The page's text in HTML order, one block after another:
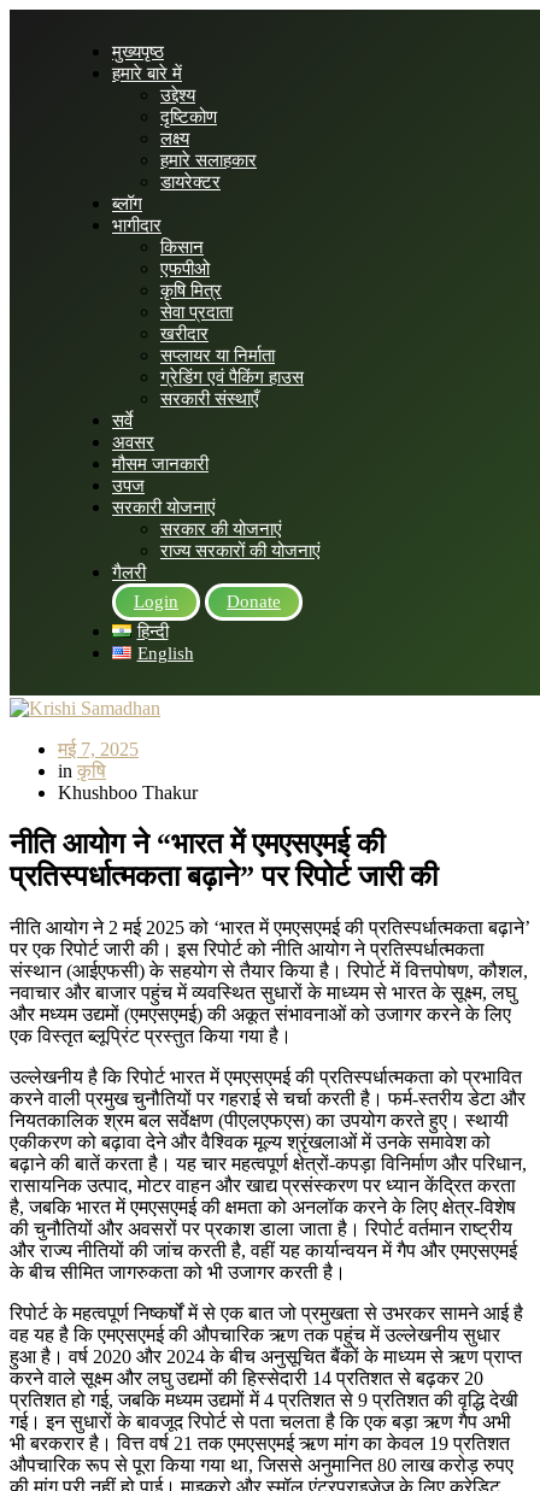
मुख्यपृष्ठ
हमारे बारे में
उद्देश्य
दृष्टिकोण
लक्ष्य
हमारे सलाहकार
डायरेक्टर
ब्लॉग
भागीदार
किसान
एफपीओ
कृषि मित्र
सेवा प्रदाता
खरीदार
सप्लायर या निर्माता
ग्रेडिंग एवं पैकिंग हाउस
सरकारी संस्थाएँ
सर्वे
अवसर
मौसम जानकारी
उपज
सरकारी योजनाएं
सरकार की योजनाएं
राज्य सरकारों की योजनाएं
गैलरी
Login
Donate
हिन्दी
English
मई 7, 2025
in कृषि
Khushboo Thakur
नीति आयोग ने“भारत में एमएसएमई की
प्रतिस्पर्धात्मकता बढ़ाने”पर रिपोर्ट जारी की
नीति आयोग ने 2 मई 2025 को ‘भारत में एमएसएमई की प्रतिस्पर्धात्मकता बढ़ाने’
पर एक रिपोर्ट जारी की। इस रिपोर्ट को नीति आयोग ने प्रतिस्पर्धात्मकता
संस्थान (आईएफसी) के सहयोग से तैयार किया है। रिपोर्ट में वित्तपोषण, कौशल,
नवाचार और बाजार पहुंच में व्यवस्थित सुधारों के माध्यम से भारत के सूक्ष्म, लघु
और मध्यम उद्यमों (एमएसएमई) की अकूत संभावनाओं को उजागर करने के लिए
एक विस्तृत ब्लूप्रिंट प्रस्तुत किया गया है।
उल्लेखनीय है कि रिपोर्ट भारत में एमएसएमई की प्रतिस्पर्धात्मकता को प्रभावित
करने वाली प्रमुख चुनौतियों पर गहराई से चर्चा करती है। फर्म-स्तरीय डेटा और
नियतकालिक श्रम बल सर्वेक्षण (पीएलएफएस) का उपयोग करते हुए। स्थायी
एकीकरण को बढ़ावा देने और वैश्विक मूल्य श्रृंखलाओं में उनके समावेश को
बढ़ाने की बातें करता है। यह चार महत्वपूर्ण क्षेत्रों-कपड़ा विनिर्माण और परिधान,
रासायनिक उत्पाद, मोटर वाहन और खाद्य प्रसंस्करण पर ध्यान केंद्रित करता
है, जबकि भारत में एमएसएमई की क्षमता को अनलॉक करने के लिए क्षेत्र-विशेष
की चुनौतियों और अवसरों पर प्रकाश डाला जाता है। रिपोर्ट वर्तमान राष्ट्रीय
और राज्य नीतियों की जांच करती है, वहीं यह कार्यान्वयन में गैप और एमएसएमई
के बीच सीमित जागरुकता को भी उजागर करती है।
रिपोर्ट के महत्वपूर्ण निष्कर्षों में से एक बात जो प्रमुखता से उभरकर सामने आई है
वह यह है कि एमएसएमई की औपचारिक ऋण तक पहुंच में उल्लेखनीय सुधार
हुआ है। वर्ष 2020 और 2024 के बीच अनुसूचित बैंकों के माध्यम से ऋण प्राप्त
करने वाले सूक्ष्म और लघु उद्यमों की हिस्सेदारी 14 प्रतिशत से बढ़कर 20
प्रतिशत हो गई, जबकि मध्यम उद्यमों में 4 प्रतिशत से 9 प्रतिशत की वृद्धि देखी
गई। इन सुधारों के बावजूद रिपोर्ट से पता चलता है कि एक बड़ा ऋण गैप अभी
भी बरकरार है। वित्त वर्ष 21 तक एमएसएमई ऋण मांग का केवल 19 प्रतिशत
औपचारिक रूप से पूरा किया गया था, जिससे अनुमानित 80 लाख करोड़ रुपए
की मांग पूरी नहीं हो पाई। माइक्रो और स्मॉल एंटरप्राइजेज के लिए क्रेडिट